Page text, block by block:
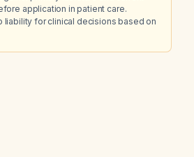
application in patient care.
liability for clinical decisions based on